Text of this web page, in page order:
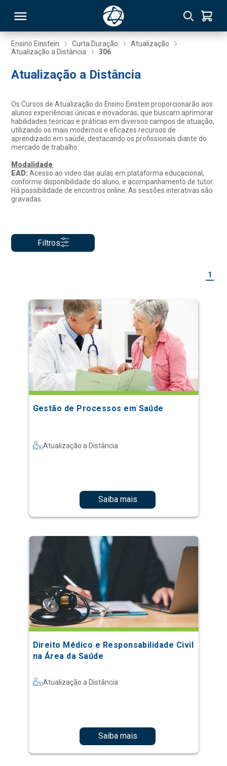
Ensino Einstein Curta Duração
Atualização
Atualização a Distância
306
Atualização a Distância
Os Cursos de Atualização do Ensino Einstein proporcionarão aos
alunos experiências únicas e inovadoras, que buscam aprimorar
habilidades teóricas e práticas em diversos campos de atuação,
utilizando os mais modernos e eficazes recursos de
aprendizado em saúde, destacando os profissionais diante do
mercado de trabalho.
Modalidade
EAD:Acesso ao video das aulas em plataforma educacional,
conforme disponibilidade do aluno, e acompanhamento de tutor.
Há possibilidade de encontros online. As sessões interativas são
gravadas.
Filtros
1
Gestão de Processos em Saúde
Atualização a Distância
Saiba mais
Direito Médico e Responsabilidade Civil
na Área da Saúde
Atualização a Distância
Saiba mais